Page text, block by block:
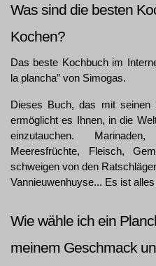
Was sind die besten
Kochen?
Das beste Kochbuch im
la plancha” von Simogas.
Dieses Buch, das mit seinen
ermöglicht es Ihnen, in die
einzutauchen.
Meeresfrüchte, Fleisch,
schweigen von den
Vannieuwenhuyse... Es ist alles
Wie wähle ich ein
meinem Geschmack